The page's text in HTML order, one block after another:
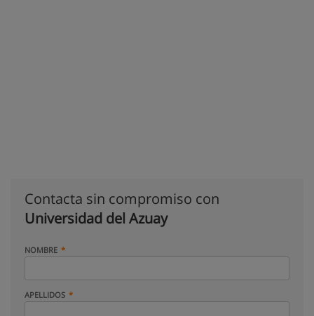
Contacta sin compromiso con
Universidad del Azuay
NOMBRE
APELLIDOS